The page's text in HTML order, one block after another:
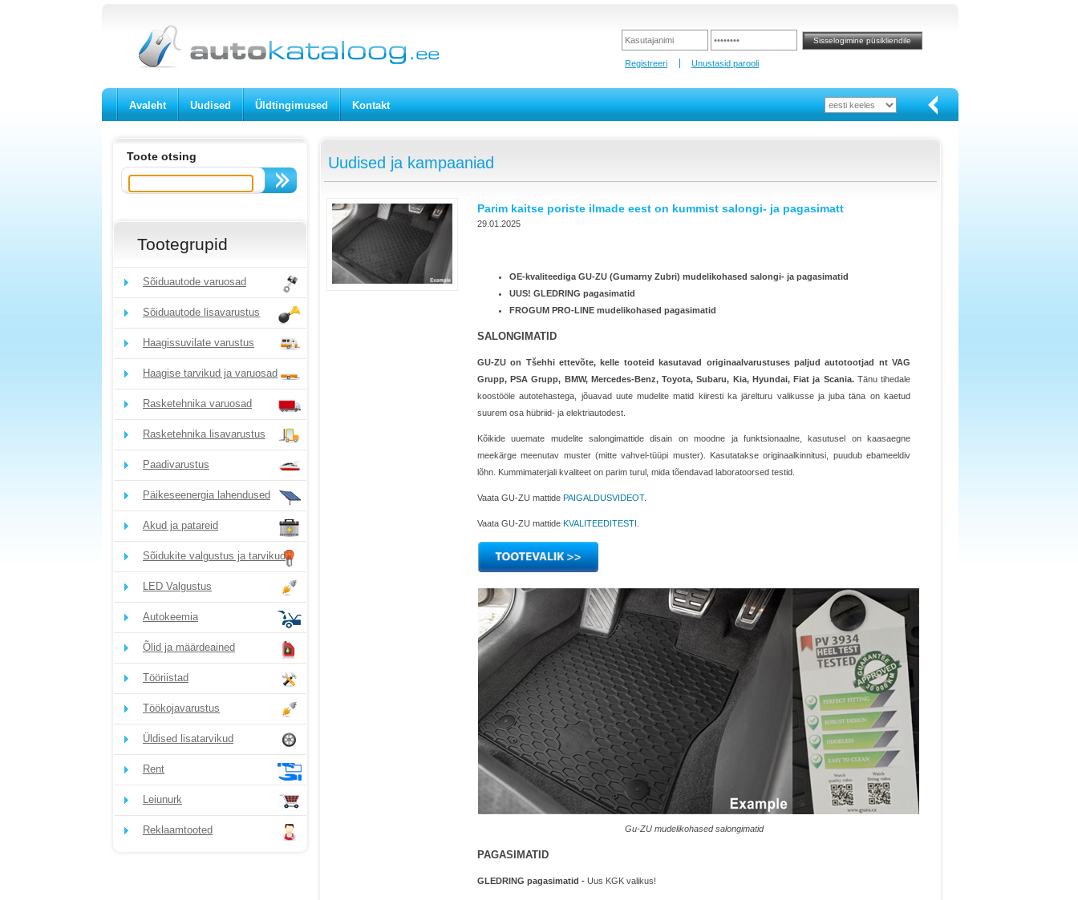
Registreeri Unustasid parooli
Avaleht Uudised Üldtingimused Kontakt
Toote otsing
Tootegrupid
Sõiduautode varuosad
Sõiduautode lisavarustus
Haagissuvilate varustus
Haagise tarvikud ja varuosad
Rasketehnika varuosad
Rasketehnika lisavarustus
Paadivarustus
Päikeseenergia lahendused
Akud ja patareid
Sõidukite valgustus ja tarvikud
LED Valgustus
Autokeemia
Õlid ja määrdeained
Tööriistad
Töökojavarustus
Üldised lisatarvikud
Rent
Leiunurk
Reklaamtooted
Uudised ja kampaaniad
Parim kaitse poriste ilmade eest on kummist salongi- ja pagasimatt
29.01.2025
OE-kvaliteediga GU-ZU (Gumarny Zubri) mudelikohased salongi- ja pagasimatid
UUS! GLEDRING pagasimatid
FROGUM PRO-LINE mudelikohased pagasimatid
SALONGIMATID
GU-ZU on Tšehhi ettevõte, kelle tooteid kasutavad originaalvarustuses paljud autotootjad nt VAG
Grupp, PSA Grupp, BMW, Mercedes-Benz, Toyota, Subaru, Kia, Hyundai, Fiat ja Scania.Tänu tihedale
koostööle autotehastega, jõuavad uute mudelite matid kiiresti ka järelturu valikusse ja juba täna on kaetud
suurem osa hübriid- ja elektriautodest.
Kõikide uuemate mudelite salongimattide disain on moodne ja funktsionaalne, kasutusel on kaasaegne
meekärge meenutav muster (mitte vahvel-tüüpi muster). Kasutatakse originaalkinnitusi, puudub ebameeldiv
lõhn. Kummimaterjali kvaliteet on parim turul, mida tõendavad laboratoorsed testid.
Vaata GU-ZU mattide PAIGALDUSVIDEOT.
Vaata GU-ZU mattide KVALITEEDITESTI
Gu-ZU mudelikohased salongimatid
PAGASIMATID
GLEDRING pagasimatid - Uus KGK valikus!